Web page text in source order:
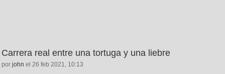
Carrera real entre una tortuga y una liebre
por john el 26 feb 2021, 10:13